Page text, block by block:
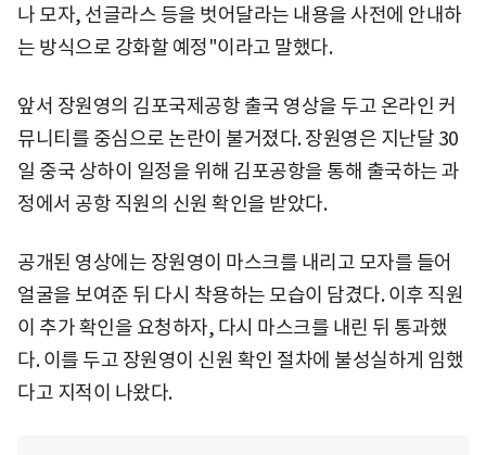
나 모자, 선글라스 등을 벗어달라는 내용을 사전에 안내하
는 방식으로 강화할 예정"이라고 말했다.
앞서 장원영의 김포국제공항 출국 영상을 두고 온라인 커
뮤니티를 중심으로 논란이 불거졌다. 장원영은 지난달 30
일 중국 상하이 일정을 위해 김포공항을 통해 출국하는 과
정에서 공항 직원의 신원 확인을 받았다.
공개된 영상에는 장원영이 마스크를 내리고 모자를 들어
얼굴을 보여준 뒤 다시 착용하는 모습이 담겼다. 이후 직원
이 추가 확인을 요청하자, 다시 마스크를 내린 뒤 통과했
다. 이를 두고 장원영이 신원 확인 절차에 불성실하게 임했
다고 지적이 나왔다.